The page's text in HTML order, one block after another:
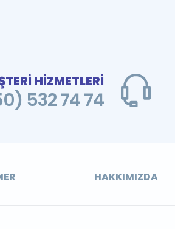
HİZMETLERİ
532 74 74
HAKKIMIZDA